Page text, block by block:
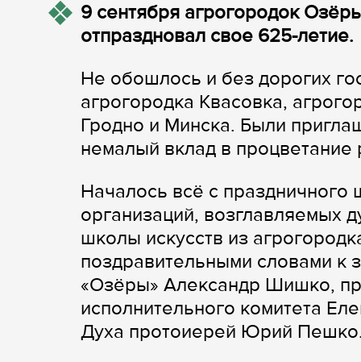
9 сентября агрогородок
отпраздновал свое 625-летие.
Не обошлось и без дорогих
агрогородка Квасовка,
Гродно и Минска. Были
немалый вклад в процветание
Началось всё с праздничного
организаций, возглавляемых
школы искусств из
поздравительными словами к
«Озёры» Александр Шишко,
исполнительного комитета
Духа протоиерей Юрий